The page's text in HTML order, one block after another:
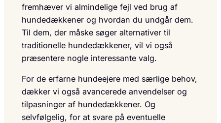
fremhæver vi almindelige fejl ved brug af
hundedækkener og hvordan du undgår dem.
Til dem, der måske søger alternativer til
traditionelle hundedækkener, vil vi også
præsentere nogle interessante valg.
For de erfarne hundeejere med særlige behov,
dækker vi også avancerede anvendelser og
tilpasninger af hundedækkener. Og
selvfølgelig, for at svare på eventuelle